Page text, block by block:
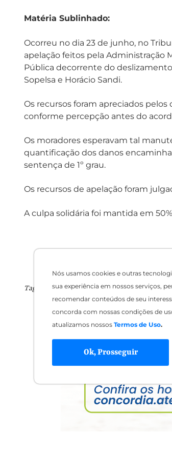
Nós usamos cookies e outras
sua experiência em nossos serviços,
recomendar conteúdos de seu
concorda com nossas condições de
atualizamos nossosTermos de Uso.
Ok, Prosseguir
Matéria Sublinhado:
Ocorreu no dia 23 de junho, no
apelação feitos pela Administração
Pública decorrente do deslizamento
Sopelsa e Horácio Sandi.
Os recursos foram apreciados
conforme percepção antes do
Os moradores esperavam tal
quantificação dos danos
sentença de 1º grau.
Os recursos de apelação foram
A culpa solidária foi mantida em
Tags: